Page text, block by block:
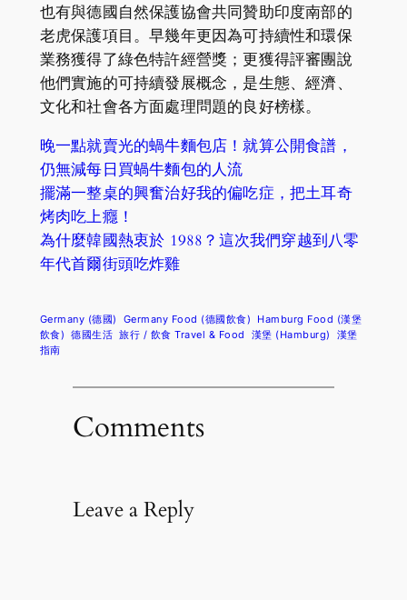
也有與德國自然保護協會共同贊助印度南部的
老虎保護項目。早幾年更因為可持續性和環保
業務獲得了綠色特許經營獎；更獲得評審團說
他們實施的可持續發展概念，是生態、經濟、
文化和社會各方面處理問題的良好榜樣。
晚一點就賣光的蝸牛麵包店！就算公開食譜，
仍無減每日買蝸牛麵包的人流
擺滿一整桌的興奮治好我的偏吃症，把土耳奇
烤肉吃上癮！
為什麼韓國熱衷於 1988？這次我們穿越到八零
年代首爾街頭吃炸雞
Germany (德國) Germany Food (德國飲食)
Hamburg Food (漢堡
飲食) 德國生活 旅行 / 飲食 Travel & Food 漢堡 (Hamburg)
漢堡
指南
Comments
Leave a Reply